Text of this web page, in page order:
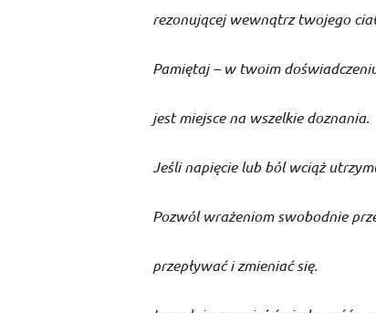
rezonującej wewnątrz twojego
Pamiętaj – w twoim
jest miejsce na wszelkie doznania.
Jeśli napięcie lub ból wciąż
Pozwól wrażeniom swobodnie
przepływać i zmieniać się.